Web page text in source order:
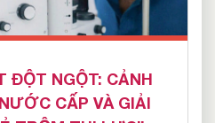
NGỘT: CẢNH
CẤP VÀ GIẢI